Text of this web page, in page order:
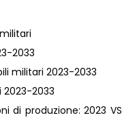
2033
militari 2023-2033
2033
di produzione: 2023 VS